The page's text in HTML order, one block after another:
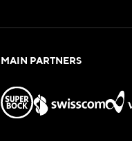
MAIN PARTNERS